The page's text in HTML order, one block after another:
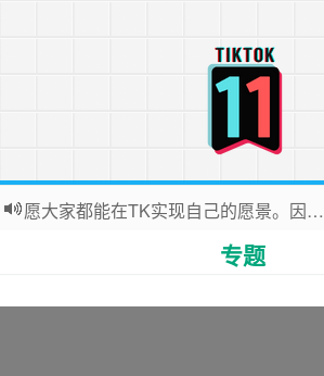
愿大家都能在TK实现自己的愿景。因为站长平时很忙，后台联系投稿无法全部回复，十分抱歉
专题